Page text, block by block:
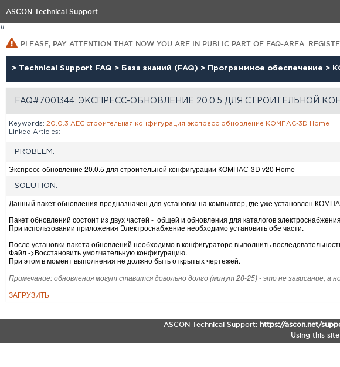
ASCON Technical Support
#
PLEASE, PAY ATTENTION THAT NOW YOU ARE IN PUBLIC PART OF FAQ-AREA.
> Technical Support FAQ > База знаний (FAQ) > Программное обеспечение >
FAQ#7001344: ЭКСПРЕСС-ОБНОВЛЕНИЕ 20.0.5 ДЛЯ СТРОИТЕЛЬНОЙ
Keywords: 20.0.3 AEC строительная конфигурация экспресс обновление КОМПАС-3D Home
Linked Articles:
PROBLEM:
Экспресс-обновление 20.0.5 для строительной конфигурации КОМПАС-3D v20 Home
SOLUTION:
Данный пакет обновления предназначен для установки на компьютер, где уже установлен
Пакет обновлений состоит из двух частей - общей и обновления для каталогов
При использовании приложения Электроснабжение необходимо установить обе части.
После установки пакета обновлений необходимо в конфигураторе выполнить
Файл ->Восстановить умолчательную конфигурацию.
При этом в момент выполнения не должно быть открытых чертежей.
Примечание: обновления могут ставится довольно долго (минут 20-25) - это не зависание, а
ЗАГРУЗИТЬ
ASCON Technical Support: https://ascon.net/
Using this